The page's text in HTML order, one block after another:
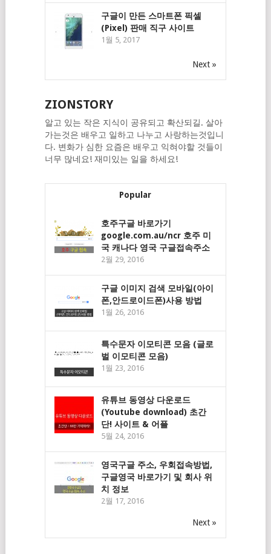
구글이 만든 스마트폰 픽셀
(Pixel) 판매 직구 사이트
1월 5, 2017
Next »
ZIONSTORY
알고 있는 작은 지식이 공유되고 확산되길. 살아
가는것은 배우고 일하고 나누고 사랑하는것입니
다. 변화가 심한 요즘은 배우고 익혀야할 것들이
너무 많네요! 재미있는 일을 하세요!
Popular
호주구글 바로가기
google.com.au/ncr 호주 미
국 캐나다 영국 구글접속주소
2월 29, 2016
구글 이미지 검색 모바일(아이
폰,안드로이드폰)사용 방법
1월 26, 2016
특수문자 이모티콘 모음 (글로
벌 이모티콘 모음)
1월 23, 2016
유튜브 동영상 다운로드
(Youtube download) 초간
단! 사이트 & 어플
5월 24, 2016
영국구글 주소, 우회접속방법,
구글영국 바로가기 및 회사 위
치 정보
2월 17, 2016
Next »